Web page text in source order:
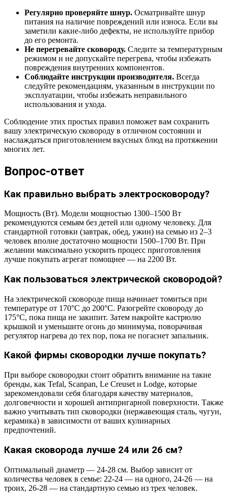
Регулярно проверяйте шнур. Осматривайте шнур
питания на наличие повреждений или износа. Если вы
заметили какие-либо дефекты, не используйте прибор
до его ремонта.
Не перегревайте сковороду. Следите за температурным
режимом и не допускайте перегрева, чтобы избежать
повреждения внутренних компонентов.
Соблюдайте инструкции производителя. Всегда
следуйте рекомендациям, указанным в инструкции по
эксплуатации, чтобы избежать неправильного
использования и ухода.
Соблюдение этих простых правил поможет вам сохранить
вашу электрическую сковороду в отличном состоянии и
наслаждаться приготовлением вкусных блюд на протяжении
многих лет.
Вопрос-ответ
Как правильно выбрать электросковороду?
Мощность (Вт). Модели мощностью 1300–1500 Вт
рекомендуются семьям без детей или одному человеку. Для
стандартной готовки (завтрак, обед, ужин) на семью из 2–3
человек вполне достаточно мощности 1500–1700 Вт. При
желании максимально ускорить процесс приготовления
лучше покупать агрегат помощнее — на 2200 Вт.
Как пользоваться электрической сковородой?
На электрической сковороде пища начинает томиться при
температуре от 170°C до 200°C. Разогрейте сковороду до
175°C, пока пища не закипит. Затем накройте кастрюлю
крышкой и уменьшите огонь до минимума, поворачивая
регулятор нагрева до тех пор, пока не погаснет запальник.
Какой фирмы сковородки лучше покупать?
При выборе сковородки стоит обратить внимание на такие
бренды, как Tefal, Scanpan, Le Creuset и Lodge, которые
зарекомендовали себя благодаря качеству материалов,
долговечности и хорошей антипригарной поверхности. Также
важно учитывать тип сковородки (нержавеющая сталь, чугун,
керамика) в зависимости от ваших кулинарных
предпочтений.
Какая сковорода лучше 24 или 26 см?
Оптимальный диаметр — 24-28 см. Выбор зависит от
количества человек в семье: 22-24 — на одного, 24-26 — на
троих, 26-28 — на стандартную семью из трех человек.